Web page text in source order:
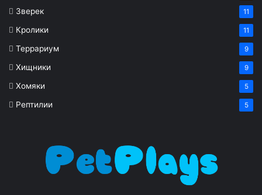
Зверек 11
Кролики 11
Террариум 9
Хищники 9
Хомяки 5
Рептилии 5